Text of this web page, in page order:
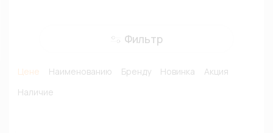
Фильтр
Цене Наименованию Бренду Новинка
Акция
Наличие